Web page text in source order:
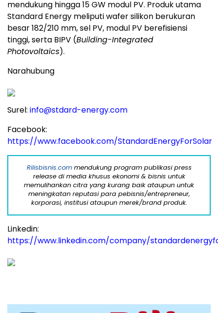
mendukung hingga 15 GW modul PV. Produk utama
Standard Energy meliputi wafer silikon berukuran
besar 182/210 mm, sel PV, modul PV berefisiensi
tinggi, serta BIPV (Building-Integrated
Photovoltaics).
Narahubung
Surel: info@stdard-energy.com
Facebook:
https://www.facebook.com/StandardEnergyForSolar
Rilisbisnis.commendukung program publikasi press
release di media khusus ekonomi & bisnis untuk
memulihankan citra yang kurang baik ataupun untuk
meningkatan reputasi para pebisnis/entrepreneur,
korporasi, institusi ataupun merek/brand produk.
Linkedin:
https://www.linkedin.com/company/